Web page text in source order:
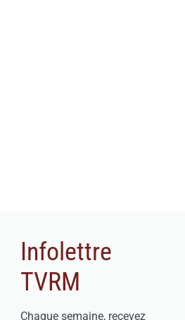
Infolettre
TVRM
Chaque semaine, recevez